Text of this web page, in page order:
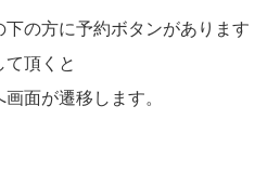
の方に予約ボタンがあります
頂くと
面が遷移します。